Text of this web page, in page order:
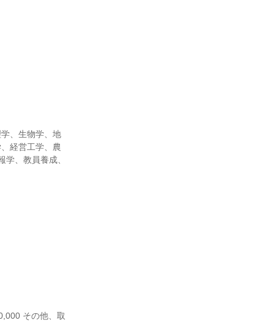
、生物学、地
経営工学、農
、教員養成、
その他、取